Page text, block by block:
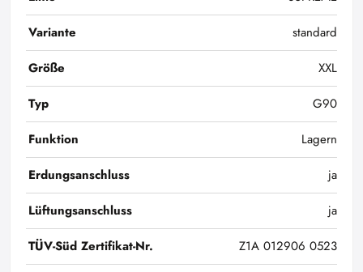
Variante
standard
Größe
XXL
Typ
G90
Funktion
Lagern
Erdungsanschluss
ja
Lüftungsanschluss
ja
TÜV-Süd Zertifikat-Nr.
Z1A 012906 0523